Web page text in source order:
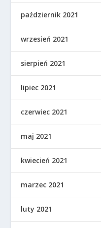
październik 2021
wrzesień 2021
sierpień 2021
lipiec 2021
czerwiec 2021
maj 2021
kwiecień 2021
marzec 2021
luty 2021